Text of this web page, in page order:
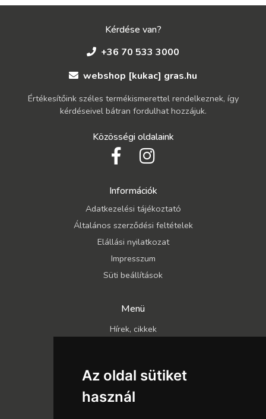
Az oldal sütiket
használ
Kérdése van?
+36 70 533 3000
webshop [kukac] gras.hu
Értékesítőink széles termékismerettel rendelkeznek, így
kérdéseivel bátran fordulhat hozzájuk.
Közösségi oldalaink
Információk
Adatkezelési tájékoztató
Általános szerződési feltételek
Elállási nyilatkozat
Impresszum
Süti beállítások
Menü
Hírek, cikkek
Rólunk
Szállítás és fizetés